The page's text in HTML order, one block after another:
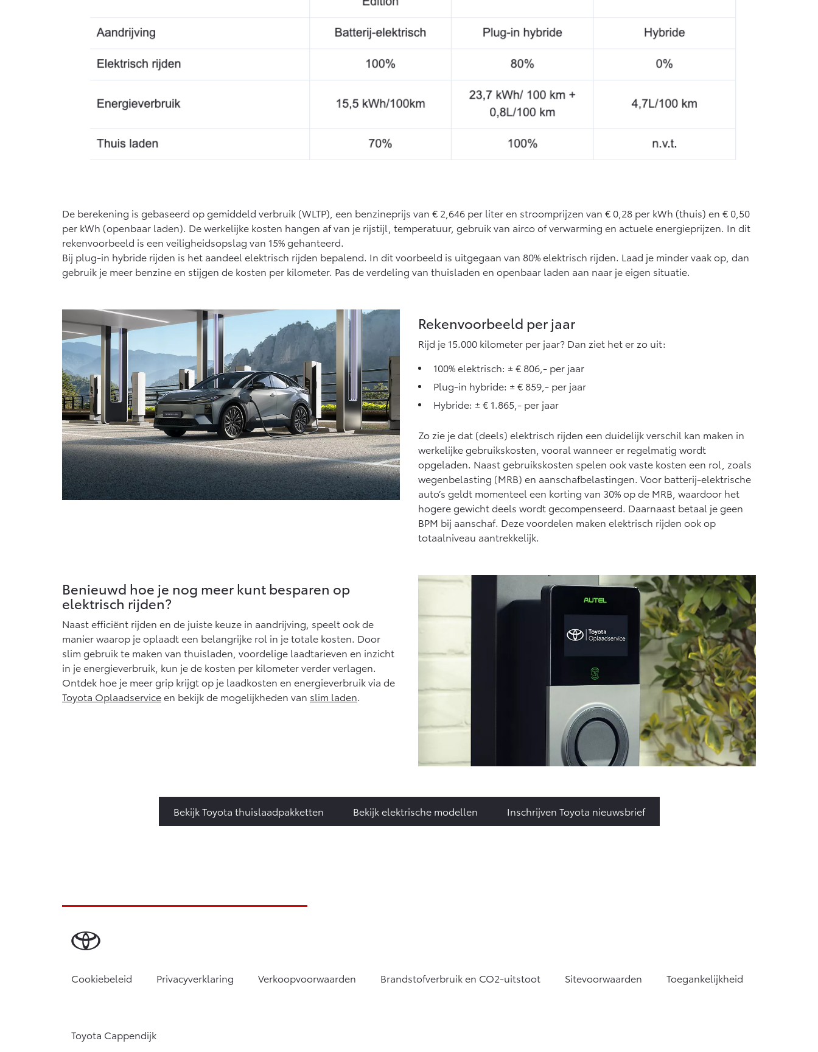
De berekening is gebaseerd op gemiddeld verbruik (WLTP), een benzineprijs van € 2,646 per liter en stroomprijzen van € 0,28 per kWh (thuis) en € 0,50
per kWh (openbaar laden). De werkelijke kosten hangen af van je rijstijl, temperatuur, gebruik van airco of verwarming en actuele energieprijzen. In dit
rekenvoorbeeld is een veiligheidsopslag van 15% gehanteerd.
Bij plug-in hybride rijden is het aandeel elektrisch rijden bepalend. In dit voorbeeld is uitgegaan van 80% elektrisch rijden. Laad je minder vaak op, dan
gebruik je meer benzine en stijgen de kosten per kilometer. Pas de verdeling van thuisladen en openbaar laden aan naar je eigen situatie.
Rekenvoorbeeld per jaar
Rijd je 15.000 kilometer per jaar? Dan ziet het er zo uit:
100% elektrisch: ± € 806,- per jaar
Plug-in hybride: ± € 859,- per jaar
Hybride: ± € 1.865,- per jaar
Zo zie je dat (deels) elektrisch rijden een duidelijk verschil kan maken in
werkelijke gebruikskosten, vooral wanneer er regelmatig wordt
opgeladen. Naast gebruikskosten spelen ook vaste kosten een rol, zoals
wegenbelasting (MRB) en aanschafbelastingen. Voor batterij-elektrische
auto’s geldt momenteel een korting van 30% op de MRB, waardoor het
hogere gewicht deels wordt gecompenseerd. Daarnaast betaal je geen
BPM bij aanschaf. Deze voordelen maken elektrisch rijden ook op
totaalniveau aantrekkelijk.
Benieuwd hoe je nog meer kunt besparen op
elektrisch rijden?
Naast efficiënt rijden en de juiste keuze in aandrijving, speelt ook de
manier waarop je oplaadt een belangrijke rol in je totale kosten. Door
slim gebruik te maken van thuisladen, voordelige laadtarieven en inzicht
in je energieverbruik, kun je de kosten per kilometer verder verlagen.
Ontdek hoe je meer grip krijgt op je laadkosten en energieverbruik via de
Toyota Oplaadserviceen bekijk de mogelijkheden van slim laden.
Bekijk Toyota thuislaadpakketten Bekijk elektrische modellen Inschrijven Toyota nieuwsbrief
Cookiebeleid Privacyverklaring Verkoopvoorwaarden Brandstofverbruik en CO2-uitstoot Sitevoorwaarden Toegankelijkheid
Toyota Cappendijk